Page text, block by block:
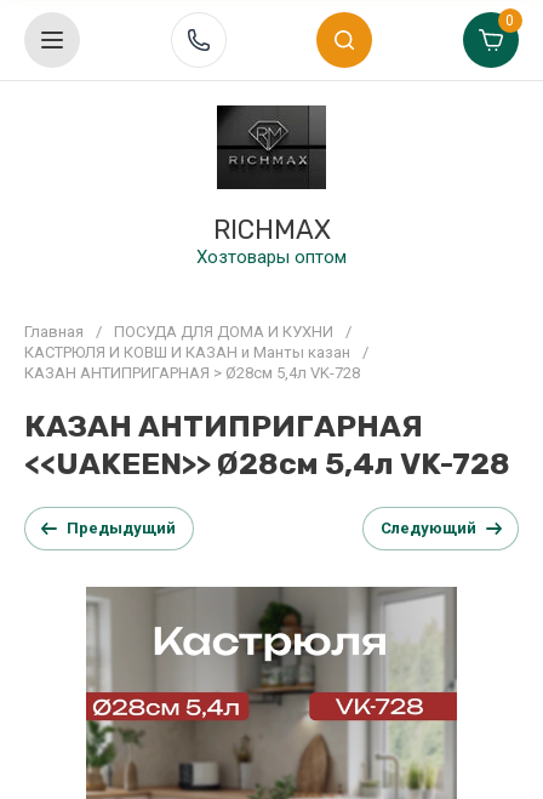
RICHMAX
Хозтовары оптом
0
Главная / ПОСУДА ДЛЯ ДОМА И КУХНИ
/
КАСТРЮЛЯ И КОВШ И КАЗАН и Манты казан
/
КАЗАН АНТИПРИГАРНАЯ > Ø28см 5,4л VK-728
КАЗАН АНТИПРИГАРНАЯ
<<UAKEEN>> Ø28см 5,4л VK-728
Предыдущий Следующий